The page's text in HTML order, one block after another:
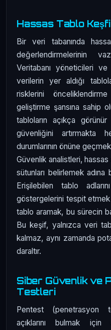
Hassas Tablo
Bir veri tabanında
değerlendirmelerinin
Veritabanı yöneticileri
verilerin yer aldığı
risklerini
geliştirme şansına sahip
tabloların açıkça
güvenliğini
durumlarının önüne
Güvenlik analistleri,
sütunları belirlemek adına
Erişilebilen tablo
göstergelerini tespit
tablo aramak, bu sürecin
Bu keşif, yalnızca veri
kalmaz, aynı zamanda
daraltır.
Siber Güvenlik ve
Testleri
Pentest (penetrasyon
açıklarını bulmak için